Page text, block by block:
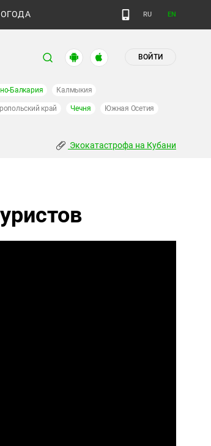
RU EN
ВОЙТИ
Балкария Калмыкия
край Чечня Южная Осетия
Экокатастрофа на Кубани